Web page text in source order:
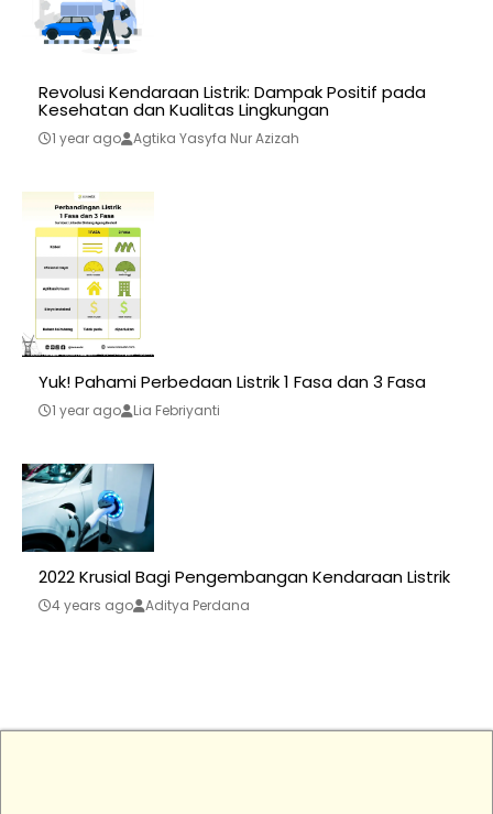
Revolusi Kendaraan Listrik: Dampak Positif pada
Kesehatan dan Kualitas Lingkungan
1 year ago Agtika Yasyfa Nur Azizah
Yuk! Pahami Perbedaan Listrik 1 Fasa dan 3 Fasa
1 year ago Lia Febriyanti
2022 Krusial Bagi Pengembangan Kendaraan Listrik
4 years ago Aditya Perdana